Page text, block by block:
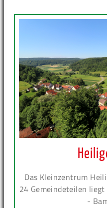
Das Kleinzentrum
24 Gemeindeteilen
-